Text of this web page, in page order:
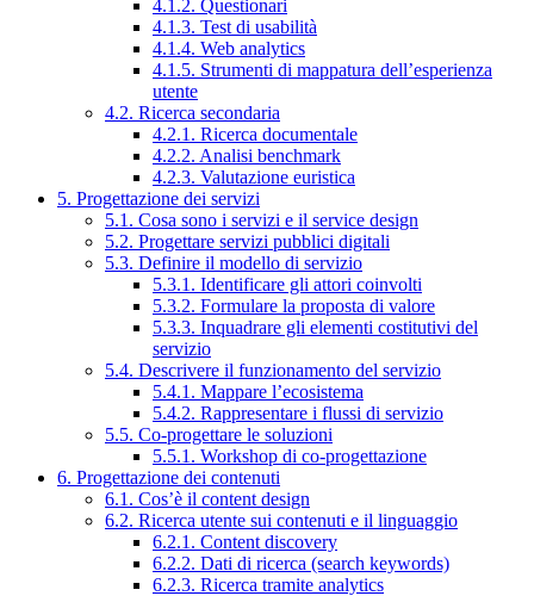
4.1.2. Questionari
4.1.3. Test di usabilità
4.1.4. Web analytics
4.1.5. Strumenti di mappatura dell’esperienza
utente
4.2. Ricerca secondaria
4.2.1. Ricerca documentale
4.2.2. Analisi benchmark
4.2.3. Valutazione euristica
5. Progettazione dei servizi
5.1. Cosa sono i servizi e il service design
5.2. Progettare servizi pubblici digitali
5.3. Definire il modello di servizio
5.3.1. Identificare gli attori coinvolti
5.3.2. Formulare la proposta di valore
5.3.3. Inquadrare gli elementi costitutivi del
servizio
5.4. Descrivere il funzionamento del servizio
5.4.1. Mappare l’ecosistema
5.4.2. Rappresentare i flussi di servizio
5.5. Co-progettare le soluzioni
5.5.1. Workshop di co-progettazione
6. Progettazione dei contenuti
6.1. Cos’è il content design
6.2. Ricerca utente sui contenuti e il linguaggio
6.2.1. Content discovery
6.2.2. Dati di ricerca (search keywords)
6.2.3. Ricerca tramite analytics